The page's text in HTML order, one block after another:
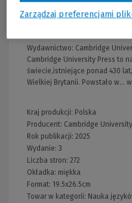
Wydawnictwo: Cambridge
Cambridge University Press to
świecie,istniejące ponad 430
Wielkiej Brytanii. Powstało w...
Kraj produkcji: Polska
Producent: Cambridge
Rok publikacji: 2025
Wydanie: 3
Liczba stron: 272
Okładka: miękka
Format: 19.5x26.5cm
Towar w kategorii: Nauka
Zarządzaj preferencjami